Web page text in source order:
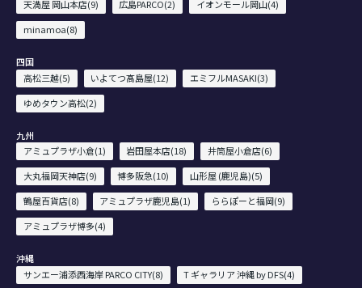
天満屋 岡山本店(9)
広島PARCO(2)
イオンモール岡山(4)
minamoa(8)
四国
高松三越(5)
いよてつ髙島屋(12)
エミフルMASAKI(3)
ゆめタウン高松(2)
九州
アミュプラザ小倉(1)
岩田屋本店(18)
井筒屋小倉店(6)
大丸福岡天神店(9)
博多阪急(10)
山形屋 (鹿児島)(5)
鶴屋百貨店(8)
アミュプラザ鹿児島(1)
ららぽーと福岡(9)
アミュプラザ博多(4)
沖縄
サンエー浦添西海岸 PARCO CITY(8)
T ギャラリア 沖縄 by DFS(4)